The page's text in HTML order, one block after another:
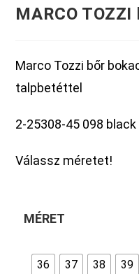
MARCO
Marco Tozzi bőr
talpbetéttel
2-25308-45 098
Válassz méretet!
MÉRET
36 37 38 39